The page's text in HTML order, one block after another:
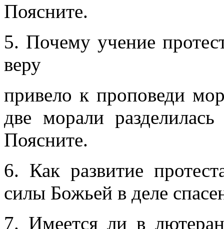
Поясните.
5. Почему учение
веру
привело к проповеди
две морали разделилась
Поясните.
6. Как развитие
силы Божьей в деле
7. Имеется ли в